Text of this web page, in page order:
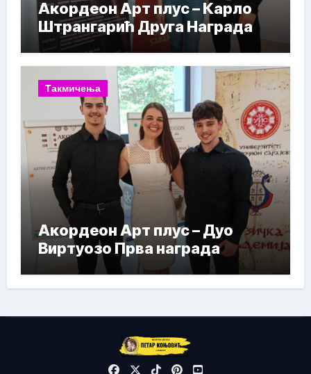
Акордеон Арт плус – Карло
Штрангарић Друга Награда
Такмичења
Акордеон Арт плус – Дуо
Виртуозо Прва награда